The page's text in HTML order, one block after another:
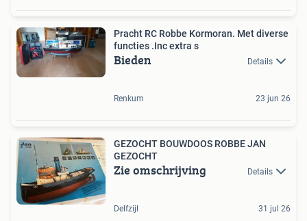
Pracht RC Robbe Kormoran. Met diverse
functies .Inc extra s
Bieden Details
Renkum 23 jun 26
GEZOCHT BOUWDOOS ROBBE JAN
GEZOCHT
Zie omschrijving Details
Delfzijl 31 jul 26